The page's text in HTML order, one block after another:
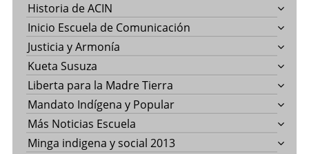
Historia de ACIN
Inicio Escuela de Comunicación
Justicia y Armonía
Kueta Susuza
Liberta para la Madre Tierra
Mandato Indígena y Popular
Más Noticias Escuela
Minga indigena y social 2013